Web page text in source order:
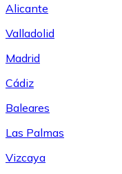
Alicante
Valladolid
Madrid
Cádiz
Baleares
Las Palmas
Vizcaya